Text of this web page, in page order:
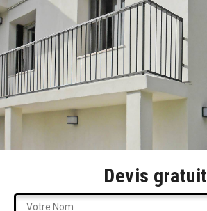
Devis gratuit